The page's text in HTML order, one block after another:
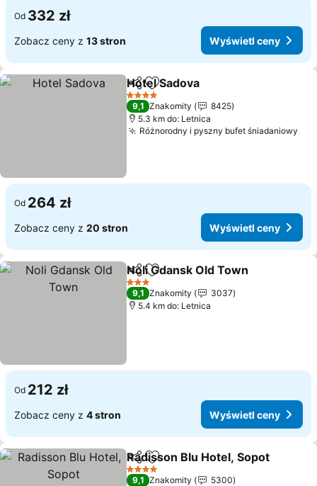
Od 332 zł
Zobacz ceny z 13 stron Wyświetl ceny
Udostępnij
Dodaj do ulubionych
Hotel Sadova
4 Kategoria
9,1 Znakomity
8425
5.3 km do: Letnica
Różnorodny i pyszny bufet śniadaniowy
Od 264 zł
Zobacz ceny z 20 stron Wyświetl ceny
Udostępnij
Dodaj do ulubionych
Noli Gdansk Old Town
3 Kategoria
9,1 Znakomity
3037
5.4 km do: Letnica
Od 212 zł
Zobacz ceny z 4 stron Wyświetl ceny
UdostępnijDodaj do ulubionych
Radisson Blu Hotel, Sopot
4 Kategoria
9,1 Znakomity
5300